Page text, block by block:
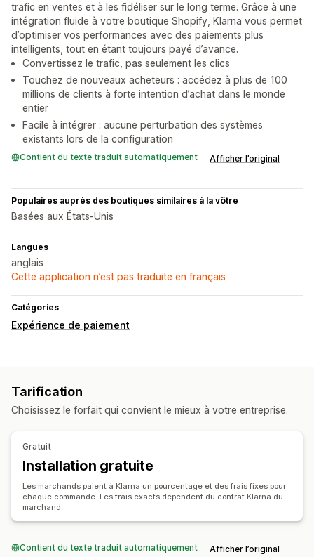
trafic en ventes et à les fidéliser sur le long terme. Grâce à une
intégration fluide à votre boutique Shopify, Klarna vous permet
d’optimiser vos performances avec des paiements plus
intelligents, tout en étant toujours payé d’avance.
Convertissez le trafic, pas seulement les clics
Touchez de nouveaux acheteurs : accédez à plus de 100
millions de clients à forte intention d’achat dans le monde
entier
Facile à intégrer : aucune perturbation des systèmes
existants lors de la configuration
Contient du texte traduit automatiquement Afficher l’original
Populaires auprès des boutiques similaires à la vôtre
Basées aux États-Unis
Langues
anglais
Cette application n’est pas traduite en français
Catégories
Expérience de paiement
Tarification
Choisissez le forfait qui convient le mieux à votre entreprise.
Gratuit
Installation gratuite
Les marchands paient à Klarna un pourcentage et des frais fixes pour
chaque commande. Les frais exacts dépendent du contrat Klarna du
marchand.
Contient du texte traduit automatiquement Afficher l’original